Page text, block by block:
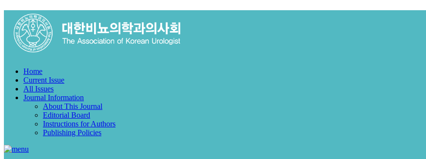
Home
Current Issue
All Issues
Journal Information
About This Journal
Editorial Board
Instructions for Authors
Publishing Policies